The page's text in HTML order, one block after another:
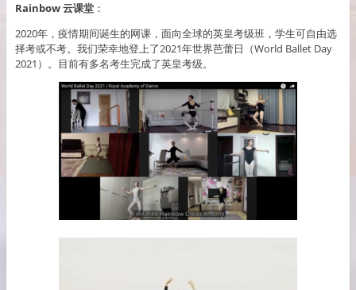
Rainbow 云课堂：
2020年，疫情期间诞生的网课，面向全球的英皇考级班，学生可自由选
择考或不考。我们荣幸地登上了2021年世界芭蕾日（World Ballet Day
2021）。目前有多名考生完成了英皇考级。